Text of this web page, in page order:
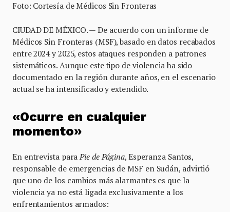
Foto: Cortesía de Médicos Sin Fronteras
CIUDAD DE MÉXICO. — De acuerdo con un informe de
Médicos Sin Fronteras (MSF), basado en datos recabados
entre 2024 y 2025, estos ataques responden a patrones
sistemáticos. Aunque este tipo de violencia ha sido
documentado en la región durante años, en el escenario
actual se ha intensificado y extendido.
«Ocurre en cualquier
momento»
En entrevista paraPie de Página, Esperanza Santos,
responsable de emergencias de MSF en Sudán, advirtió
que uno de los cambios más alarmantes es que la
violencia ya no está ligada exclusivamente a los
enfrentamientos armados: